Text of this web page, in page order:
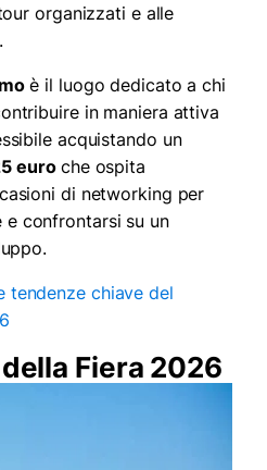
organizzati e alle
è il luogo dedicato a chi
in maniera attiva
acquistando un
euro che ospita
di networking per
e confrontarsi su un
tendenze chiave del
Fiera 2026